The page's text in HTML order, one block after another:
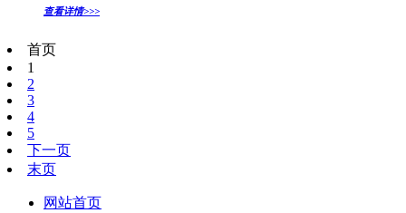
查看详情>>>
首页
1
2
3
4
5
下一页
末页
网站首页